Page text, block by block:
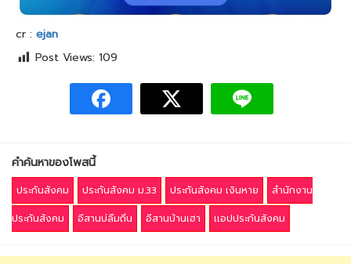
cr : ejan
Post Views: 109
คำค้นหาของโพสนี้
ประกันสังคม ประกันสังคม ม.33 ประกันสังคม เงินหาย
สำนักงาน
ประกันสังคม
อีสานบ่ลืมถิ่น อีสานบ้านเฮา เเอปประกันสังคม